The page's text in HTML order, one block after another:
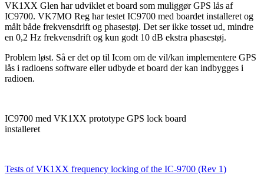
VK1XX Glen har udviklet et board som muliggør GPS lås af
IC9700. VK7MO Reg har testet IC9700 med boardet installeret og
målt både frekvensdrift og phasestøj. Det ser ikke tosset ud, mindre
en 0,2 Hz frekvensdrift og kun godt 10 dB ekstra phasestøj.
Problem løst. Så er det op til Icom om de vil/kan implementere GPS
lås i radioens software eller udbyde et board der kan indbygges i
radioen.
IC9700 med VK1XX prototype GPS lock board
installeret
Tests of VK1XX frequency locking of the IC-9700 (Rev 1)